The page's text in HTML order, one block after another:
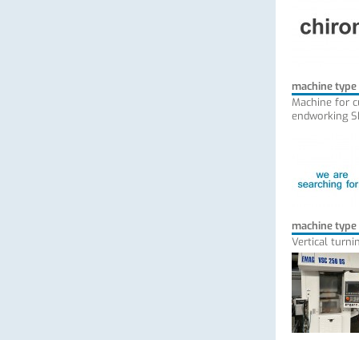
machine type
Machine for
endworking
machine type
Vertical